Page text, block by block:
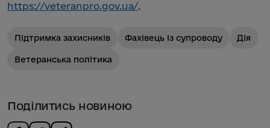
https://veteranpro.gov.ua/.
Підтримка захисників Фахівець із супроводу Дія
Ветеранська політика
Поділитись новиною